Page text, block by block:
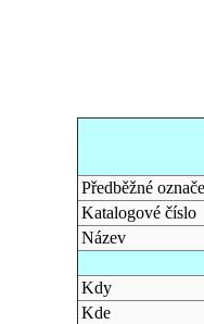
Předběžné
Katalogové číslo
Název
Kdy
Kde